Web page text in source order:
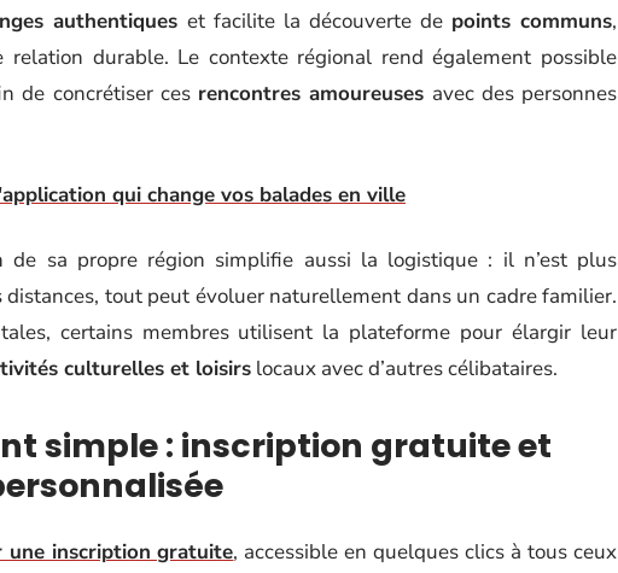
authentiques et facilite la découverte de points communs,
relation durable. Le contexte régional rend également possible
de concrétiser ces rencontres amoureuses avec des personnes
qui change vos balades en ville
sa propre région simplifie aussi la logistique : il n’est plus
distances, tout peut évoluer naturellement dans un cadre familier.
certains membres utilisent la plateforme pour élargir leur
culturelles et loisirs locaux avec d’autres célibataires.
simple : inscription gratuite et
inscription gratuite, accessible en quelques clics à tous ceux